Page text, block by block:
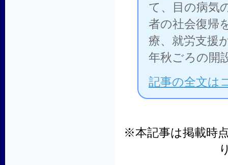
て、目の病気
者の社会復帰
療、就労支援
年秋ごろの開
記事の全文は
※本記事は掲載時